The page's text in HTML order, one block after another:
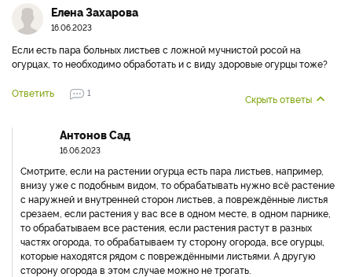
Елена Захарова
16.06.2023
Если есть пара больных листьев с ложной мучнистой росой на
огурцах, то необходимо обработать и с виду здоровые огурцы тоже?
Ответить 1 Скрыть ответы
Антонов Сад
16.06.2023
Смотрите, если на растении огурца есть пара листьев, например,
внизу уже с подобным видом, то обрабатывать нужно всё растение
с наружней и внутренней сторон листьев, а повреждённые листья
срезаем, если растения у вас все в одном месте, в одном парнике,
то обрабатываем все растения, если растения растут в разных
частях огорода, то обрабатываем ту сторону огорода, все огурцы,
которые находятся рядом с повреждёнными листьями. А другую
сторону огорода в этом случае можно не трогать.